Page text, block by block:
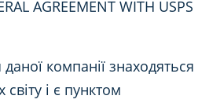
AGREEMENT WITH USPS
компанії знаходяться
світу і є пунктом